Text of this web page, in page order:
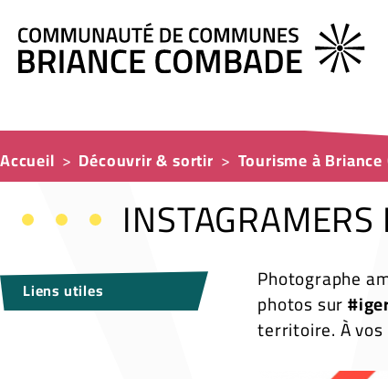
Accueil
Découvrir & sortir Tourisme à
Liens utiles Photographe
photos sur
territoire. À